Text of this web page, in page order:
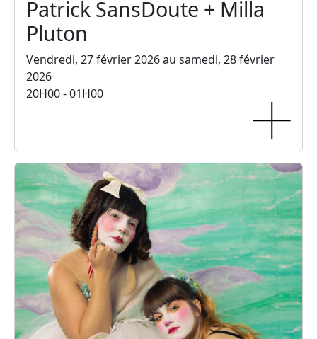
Patrick SansDoute + Milla
Pluton
Vendredi, 27 février 2026 au samedi, 28 février
2026
20H00 - 01H00